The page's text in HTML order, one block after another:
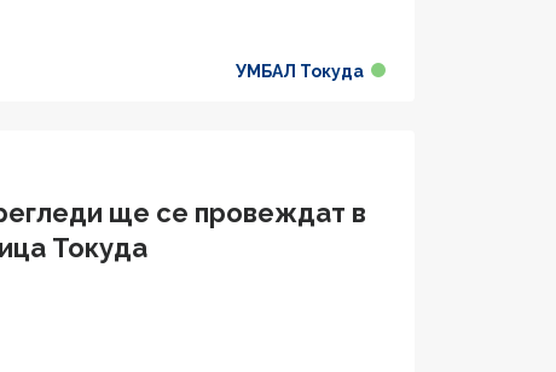
УМБАЛ Токуда
ще се провеждат в
Токуда